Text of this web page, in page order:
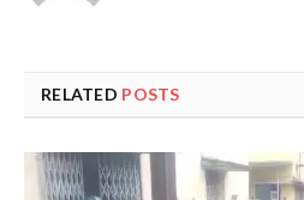
RELATED POSTS